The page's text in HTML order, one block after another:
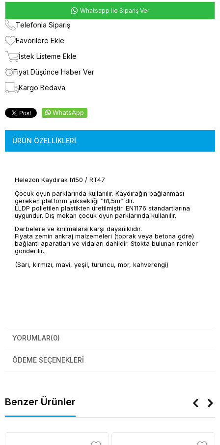
Whatsapp ile Sipariş Ver
Telefonla Sipariş
Favorilere Ekle
İstek Listeme Ekle
Fiyat Düşünce Haber Ver
Kargo Bedava
WhatsApp
ÜRÜN ÖZELLIKLERI
Helezon Kaydırak h150 / RT47
Çocuk oyun parklarında kullanılır. Kaydırağın bağlanması
gereken platform yüksekliği “h1,5m” dir.
LLDP polietilen plastikten üretilmiştir. EN1176 standartlarına
uygundur. Dış mekan çocuk oyun parklarında kullanılır.
Darbelere ve kırılmalara karşı dayanıklıdır.
Fiyata zemin ankraj malzemeleri (toprak veya betona göre)
bağlantı aparatları ve vidaları dahildir. Stokta bulunan renkler
gönderilir.
(Sarı, kırmızı, mavi, yeşil, turuncu, mor, kahverengi)
YORUMLAR(0)
ÖDEME SEÇENEKLERI
Benzer Ürünler